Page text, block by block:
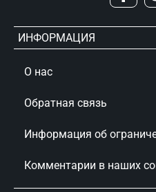
ИНФОРМАЦИЯ
О нас
Обратная связь
Информация об
Комментарии в наших